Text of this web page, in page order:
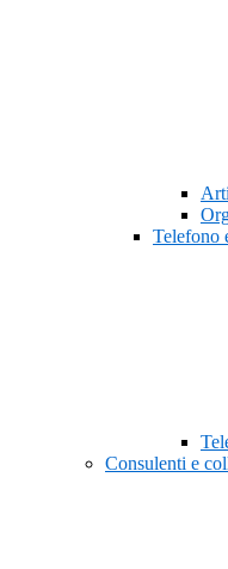
Telefono
Consulenti e